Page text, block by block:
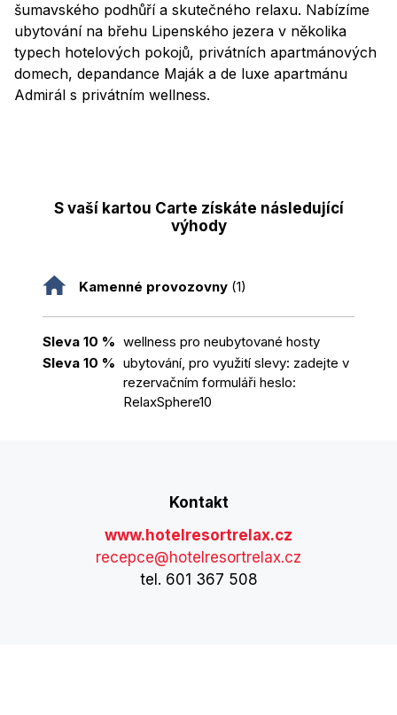
šumavského podhůří a skutečného relaxu. Nabízíme
ubytování na břehu Lipenského jezera v několika
typech hotelových pokojů, privátních apartmánových
domech, depandance Maják a de luxe apartmánu
Admirál s privátním wellness.
S vaší kartou Carte získáte následující
výhody
Kamenné provozovny (1)
Sleva 10 % wellness pro neubytované hosty
Sleva 10 % ubytování, pro využití slevy: zadejte v
rezervačním formuláři heslo:
RelaxSphere10
Kontakt
www.hotelresortrelax.cz
recepce@hotelresortrelax.cz
tel. 601 367 508